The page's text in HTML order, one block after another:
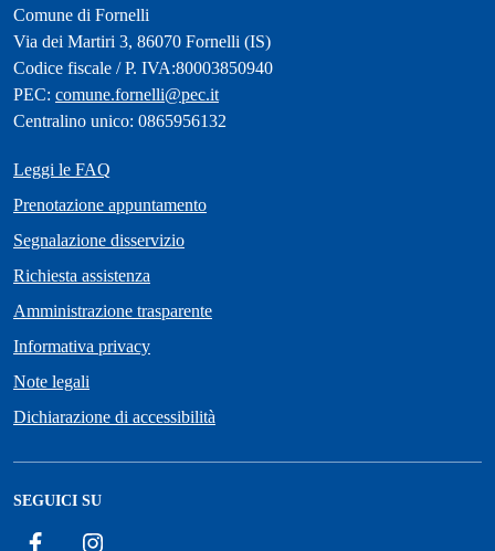
Comune di Fornelli
Via dei Martiri 3, 86070 Fornelli (IS)
Codice fiscale / P. IVA:80003850940
PEC: comune.fornelli@pec.it
Centralino unico: 0865956132
Leggi le FAQ
Prenotazione appuntamento
Segnalazione disservizio
Richiesta assistenza
Amministrazione trasparente
Informativa privacy
Note legali
Dichiarazione di accessibilità
SEGUICI SU
Facebook